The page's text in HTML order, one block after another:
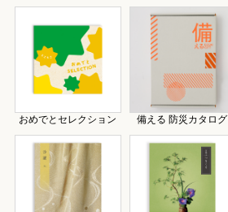
おめでとセレクション 備える 防災カタログ